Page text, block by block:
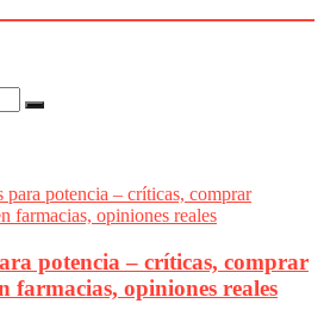
potencia – críticas, comprar
farmacias, opiniones reales